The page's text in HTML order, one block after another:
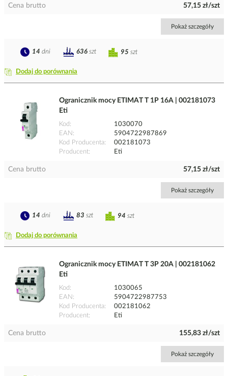
Cena brutto 57,15 zł/szt
Pokaż szczegóły
Dodaj do porównania
95 szt
14 dni 636 szt
Ogranicznik mocy ETIMAT T 1P 16A | 002181073
Eti
Kod
1030070
EAN
5904722987869
Kod Producenta
002181073
Producent
Eti
Cena brutto 57,15 zł/szt
Pokaż szczegóły
Dodaj do porównania
94 szt
14 dni 83 szt
Ogranicznik mocy ETIMAT T 3P 20A | 002181062
Eti
Kod
1030065
EAN
5904722987753
Kod Producenta
002181062
Producent
Eti
Cena brutto 155,83 zł/szt
Pokaż szczegóły